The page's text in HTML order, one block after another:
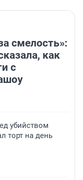
смелость»:
как
с
убийством
торт на день